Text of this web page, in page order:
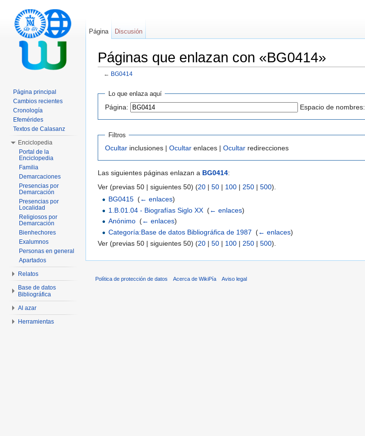
Páginas que enlazan con «BG0414»
← BG0414
Lo que enlaza aquí
Página: Espacio de nombres:
Filtros
Ocultar inclusiones | Ocultar enlaces | Ocultar redirecciones
Las siguientes páginas enlazan a BG0414:
Ver (previas 50 | siguientes 50) (20 | 50 | 100 | 250 | 500).
BG0415 (← enlaces)
1.B.01.04 - Biografías Siglo XX (← enlaces)
Anónimo (← enlaces)
Categoría:Base de datos Bibliográfica de 1987
(← enlaces)
Ver (previas 50 | siguientes 50) (20 | 50 | 100 | 250 | 500).
Página Discusión
Página principal
Cambios recientes
Cronología
Efemérides
Textos de Calasanz
Enciclopedia
Portal de la
Enciclopedia
Familia
Demarcaciones
Presencias por
Demarcación
Presencias por
Localidad
Religiosos por
Demarcación
Bienhechores
Exalumnos
Personas en general
Apartados
Relatos
Base de datos
Bibliográfica
Al azar
Herramientas
Política de protección de datos Acerca de WikiPía Aviso legal